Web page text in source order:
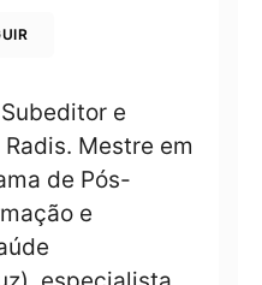
e
Mestre em
de Pós-
e